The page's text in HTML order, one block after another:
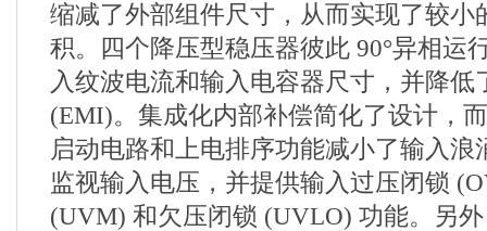
缩减了外部组件尺寸，从而实现了较小
积。四个降压型稳压器彼此 90°异相运
入纹波电流和输入电容器尺寸，并降低
(EMI)。集成化内部补偿简化了设计，
启动电路和上电排序功能减小了输入浪
监视输入电压，并提供输入过压闭锁
(UVM) 和欠压闭锁 (UVLO) 功能。另